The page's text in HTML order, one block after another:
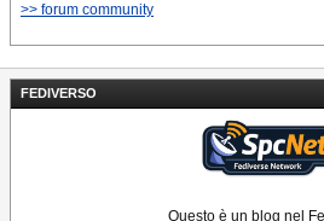
FEDIVERSO
Questo è un blog nel
>> forum community